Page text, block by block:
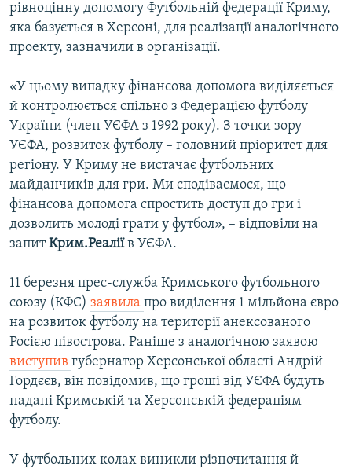
рівноцінну допомогу Футбольній федерації Криму,
яка базується в Херсоні, для реалізації аналогічного
проекту, зазначили в організації.
«У цьому випадку фінансова допомога виділяється
й контролюється спільно з Федерацією футболу
України (член УЄФА з 1992 року). З точки зору
УЄФА, розвиток футболу – головний пріоритет для
регіону. У Криму не вистачає футбольних
майданчиків для гри. Ми сподіваємося, що
фінансова допомога спростить доступ до гри і
дозволить молоді грати у футбол», – відповіли на
запитКрим.Реаліїв УЄФА.
11 березня прес-служба Кримського футбольного
союзу (КФС) заявила про виділення 1 мільйона євро
на розвиток футболу на території анексованого
Росією півострова. Раніше з аналогічною заявою
виступив губернатор Херсонської області Андрій
Гордєєв, він повідомив, що гроші від УЄФА будуть
надані Кримській та Херсонській федераціям
футболу.
У футбольних колах виникли різночитання й